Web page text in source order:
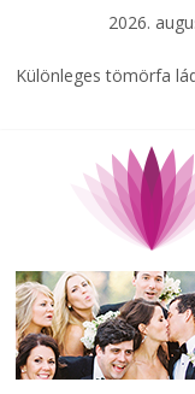
2026.
Különleges tömörfa
A zöld forradalom: A
Milyen bőröndöt
Elérhető zöld energia
Tartalék ajándék,